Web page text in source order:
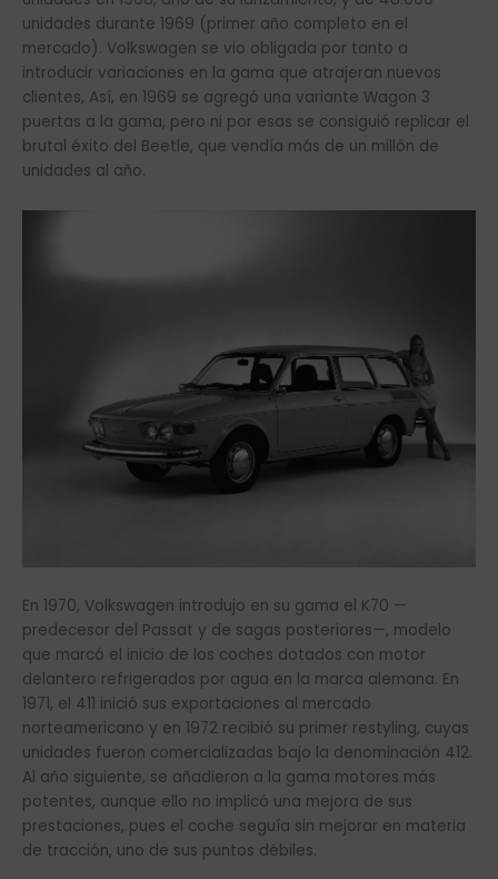
unidades durante 1969 (primer año completo en el
mercado). Volkswagen se vio obligada por tanto a
introducir variaciones en la gama que atrajeran nuevos
clientes, Así, en 1969 se agregó una variante Wagon 3
puertas a la gama, pero ni por esas se consiguió replicar el
brutal éxito del Beetle, que vendía más de un millón de
unidades al año.
En 1970, Volkswagen introdujo en su gama el K70 —
predecesor del Passat y de sagas posteriores—, modelo
que marcó el inicio de los coches dotados con motor
delantero refrigerados por agua en la marca alemana. En
1971, el 411 inició sus exportaciones al mercado
norteamericano y en 1972 recibió su primer restyling, cuyas
unidades fueron comercializadas bajo la denominación 412.
Al año siguiente, se añadieron a la gama motores más
potentes, aunque ello no implicó una mejora de sus
prestaciones, pues el coche seguía sin mejorar en materia
de tracción, uno de sus puntos débiles.